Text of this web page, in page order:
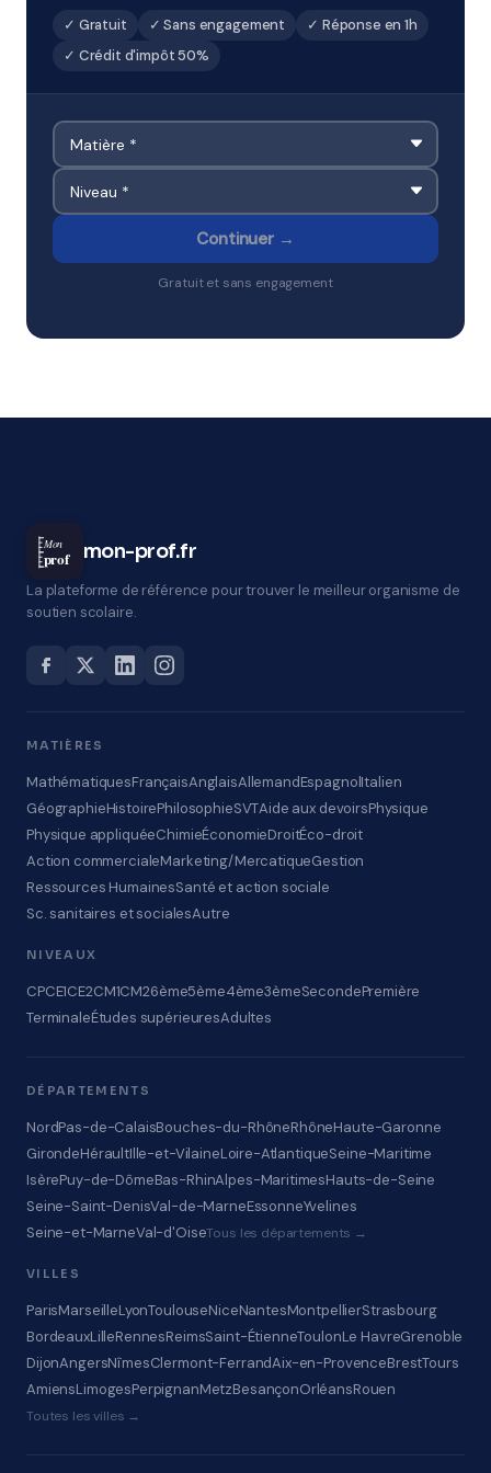
✓ Gratuit ✓ Sans engagement
✓ Réponse en 1h
✓ Crédit d'impôt 50%
Continuer →
Gratuit et sans engagement
Mon
prof mon-prof.fr
La plateforme de référence pour trouver le meilleur organisme de
soutien scolaire.
MATIÈRES
MathématiquesFrançaisAnglaisAllemandEspagnolItalien
GéographieHistoirePhilosophieSVTAide aux devoirsPhysique
Physique appliquéeChimieÉconomieDroitÉco-droit
Action commercialeMarketing/MercatiqueGestion
Ressources HumainesSanté et action sociale
Sc. sanitaires et socialesAutre
NIVEAUX
CPCE1CE2CM1CM26ème5ème4ème3èmeSecondePremière
TerminaleÉtudes supérieuresAdultes
DÉPARTEMENTS
NordPas-de-CalaisBouches-du-RhôneRhôneHaute-Garonne
GirondeHéraultIlle-et-VilaineLoire-AtlantiqueSeine-Maritime
IsèrePuy-de-DômeBas-RhinAlpes-MaritimesHauts-de-Seine
Seine-Saint-DenisVal-de-MarneEssonneYvelines
Seine-et-MarneVal-d'OiseTous les départements →
VILLES
ParisMarseilleLyonToulouseNiceNantesMontpellierStrasbourg
BordeauxLilleRennesReimsSaint-ÉtienneToulonLe HavreGrenoble
DijonAngersNîmesClermont-FerrandAix-en-ProvenceBrestTours
AmiensLimogesPerpignanMetzBesançonOrléansRouen
Toutes les villes →